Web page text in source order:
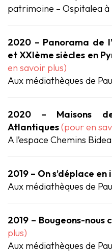
patrimoine – Ospitalea
2020 – Panorama de
et XXIème siècles en
en savoir plus)
Aux médiathèques de
2020 – Maisons
Atlantiques(pour en
A l’espace Chemins
2019 – On s’déplace en
Aux médiathèques de
2019 – Bougeons-nous
plus)
Aux médiathèques de